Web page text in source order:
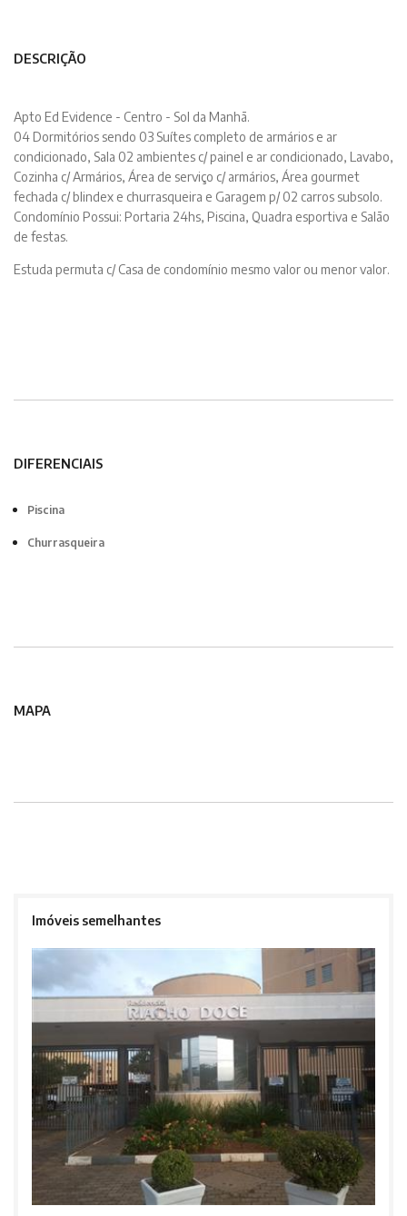
DESCRIÇÃO
Apto Ed Evidence - Centro - Sol da Manhã.
04 Dormitórios sendo 03 Suítes completo de armários e ar
condicionado, Sala 02 ambientes c/ painel e ar condicionado, Lavabo,
Cozinha c/ Armários, Área de serviço c/ armários, Área gourmet
fechada c/ blindex e churrasqueira e Garagem p/ 02 carros subsolo.
Condomínio Possui: Portaria 24hs, Piscina, Quadra esportiva e Salão
de festas.
Estuda permuta c/ Casa de condomínio mesmo valor ou menor valor.
DIFERENCIAIS
Piscina
Churrasqueira
MAPA
Imóveis semelhantes